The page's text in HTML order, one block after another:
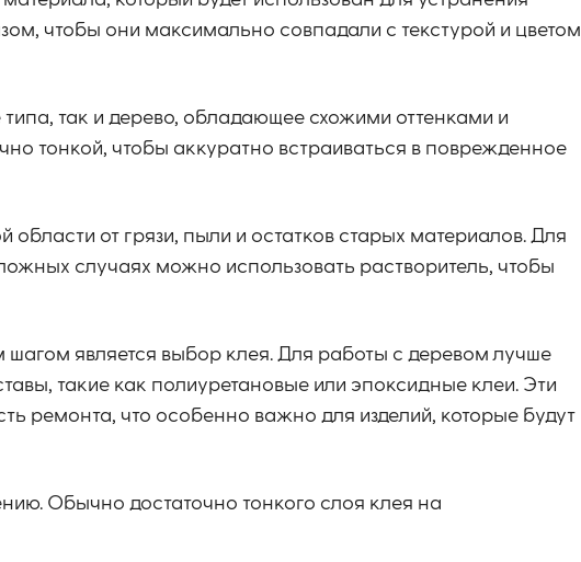
чтобы они максимально совпадали с текстурой и цветом
так и дерево, обладающее схожими оттенками и
тонкой, чтобы аккуратно встраиваться в поврежденное
от грязи, пыли и остатков старых материалов. Для
случаях можно использовать растворитель, чтобы
шагом является выбор клея. Для работы с деревом лучше
такие как полиуретановые или эпоксидные клеи. Эти
ремонта, что особенно важно для изделий, которые будут
Обычно достаточно тонкого слоя клея на